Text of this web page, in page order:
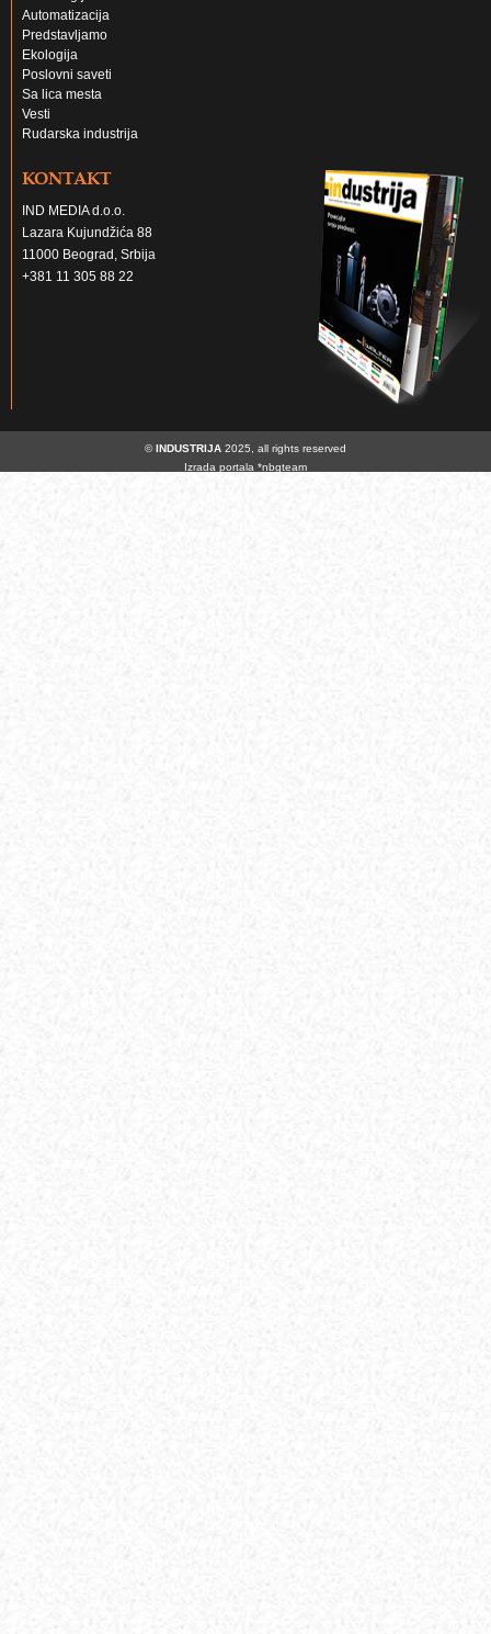
Automatizacija
Predstavljamo
Ekologija
Poslovni saveti
Sa lica mesta
Vesti
Rudarska industrija
KONTAKT
IND MEDIA d.o.o.
Lazara Kujundžića 88
11000 Beograd, Srbija
+381 11 305 88 22
©INDUSTRIJA 2025, all rights reserved
Izrada portala *nbgteam